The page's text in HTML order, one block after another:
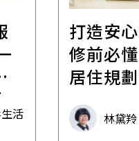
活
打造安
修前必
居住規
林黛羚